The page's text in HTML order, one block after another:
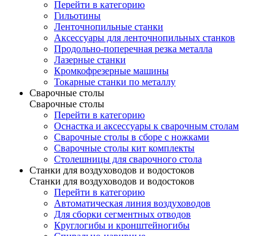
Перейти в категорию
Гильотины
Ленточнопильные станки
Аксессуары для ленточнопильных станков
Продольно-поперечная резка металла
Лазерные станки
Кромкофрезерные машины
Токарные станки по металлу
Сварочные столы
Сварочные столы
Перейти в категорию
Оснастка и аксессуары к сварочным столам
Сварочные столы в сборе с ножками
Сварочные столы кит комплекты
Столешницы для сварочного стола
Станки для воздуховодов и водостоков
Станки для воздуховодов и водостоков
Перейти в категорию
Автоматическая линия воздуховодов
Для сборки сегментных отводов
Круглогибы и кронштейногибы